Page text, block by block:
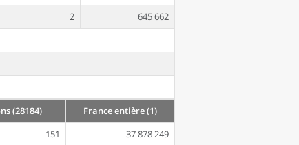
2
645 662
(28184)
France entière (1)
151
37 878 249